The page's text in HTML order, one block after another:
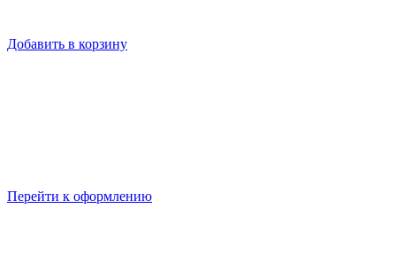
Добавить в корзину
Перейти к оформлению